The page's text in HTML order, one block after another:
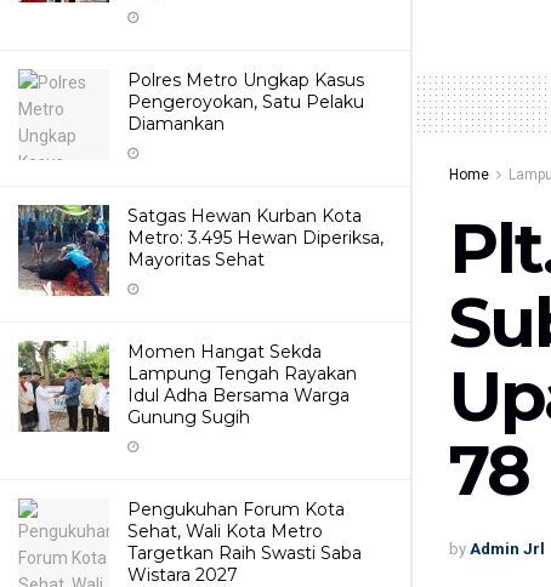
Polres Metro Ungkap Kasus
Pengeroyokan, Satu Pelaku
Diamankan
Satgas Hewan Kurban Kota
Metro: 3.495 Hewan Diperiksa,
Mayoritas Sehat
Momen Hangat Sekda
Lampung Tengah Rayakan
Idul Adha Bersama Warga
Gunung Sugih
Pengukuhan Forum Kota
Sehat, Wali Kota Metro
Targetkan Raih Swasti Saba
Wistara 2027
Home
78
by Admin Jrl